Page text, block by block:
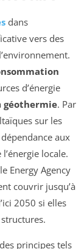
dans
vers des
d’énergie
géothermie. Par
sur les
aux
locale.
Energy Agency
couvrir jusqu’à
2050 si elles
principes tels